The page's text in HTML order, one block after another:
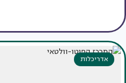
אדריכלות